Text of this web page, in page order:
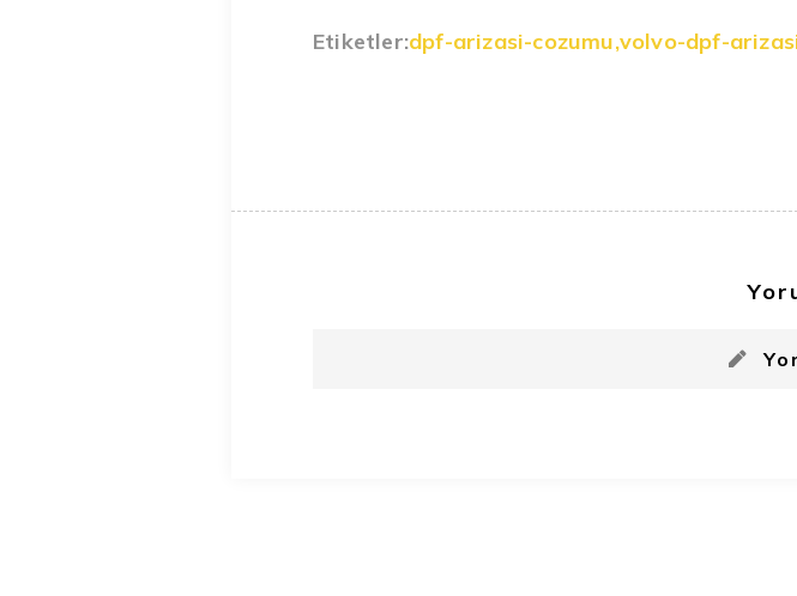
Etiketler:dpf-arizasi-cozumu,volvo-dpf-